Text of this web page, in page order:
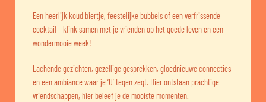
Een heerlijk koud biertje, feestelijke bubbels of een verfrissende
cocktail – klink samen met je vrienden op het goede leven en een
wondermooie week!
Lachende gezichten, gezellige gesprekken, gloednieuwe connecties
en een ambiance waar je ‘U’ tegen zegt. Hier ontstaan prachtige
vriendschappen, hier beleef je de mooiste momenten.